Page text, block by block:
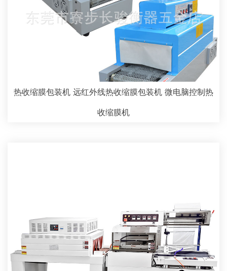
热收缩膜包装机 远红外线热收缩膜包装机 微电脑控制热
收缩膜机